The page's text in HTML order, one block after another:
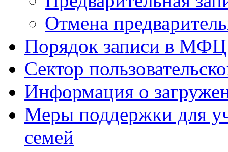
Отмена
Порядок записи в МФЦ
Сектор
Информация о
Меры поддержки для
семей